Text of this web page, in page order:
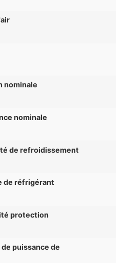
nominale
nominale
de refroidissement
de réfrigérant
protection
puissance de